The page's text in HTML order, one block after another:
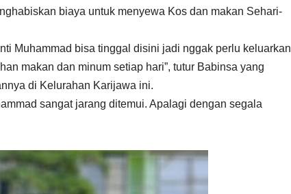
biaya untuk menyewa Kos dan makan Sehari-
Muhammad bisa tinggal disini jadi nggak perlu keluarkan
makan dan minum setiap hari”, tutur Babinsa yang
di Kelurahan Karijawa ini.
sangat jarang ditemui. Apalagi dengan segala